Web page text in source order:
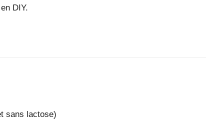
DIY.
sans lactose)